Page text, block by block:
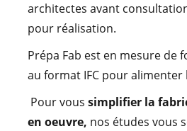
OCCULTATION
architectes avant
pour réalisation.
Prépa Fab est en mesure de
au format IFC pour alimenter
Pour vous simplifier la
en oeuvre, nos études vous